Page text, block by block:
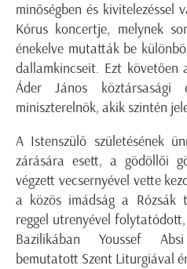
minőségben és kivitelezéssel
Kórus koncertje, melynek
énekelve mutatták be
dallamkincseit. Ezt követően
Áder János
miniszterelnök, akik szintén
A Istenszülő születésének
zárására esett, a gödöllői
végzett vecsernyével vette
a közös imádság a Rózsák
reggel utrenyével
Bazilikában Youssef
bemutatott Szent Liturgiával